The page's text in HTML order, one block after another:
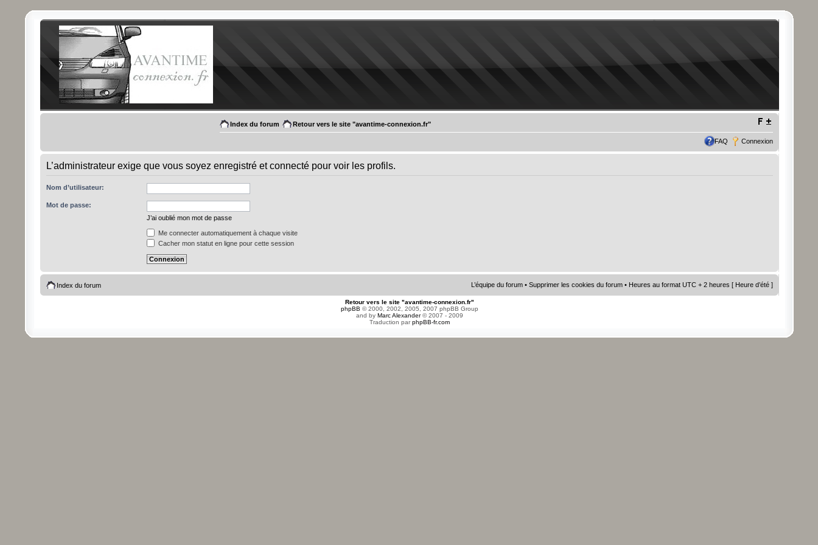
Index du forum Retour vers le site "avantime-connexion.fr"
FAQ Connexion
L’administrateur exige que vous soyez enregistré et connecté pour voir les profils.
Nom d’utilisateur:
Mot de passe:
J’ai oublié mon mot de passe
Me connecter automatiquement à chaque visite
Cacher mon statut en ligne pour cette session
Index du forum L’équipe du forum •Supprimer les cookies du forum • Heures au format UTC + 2 heures [ Heure d’été ]
Retour vers le site "avantime-connexion.fr"
phpBB © 2000, 2002, 2005, 2007 phpBB Group
and by Marc Alexander© 2007 - 2009
Traduction parphpBB-fr.com